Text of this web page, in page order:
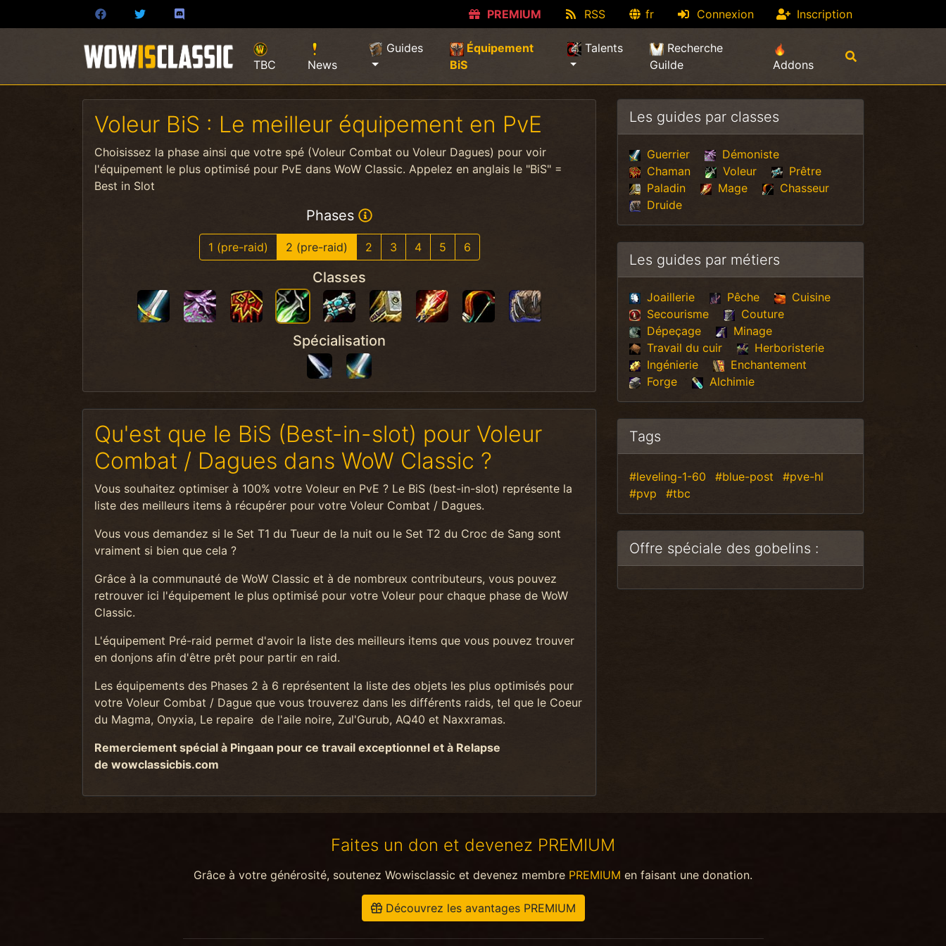
PREMIUM RSS fr Connexion Inscription
TBC News
Guides
Équipement
BiS(current)
Talents
Recherche
Guilde
Addons
Voleur BiS : Le meilleur équipement en PvE
Choisissez la phase ainsi que votre spé (Voleur Combat ou Voleur Dagues) pour voir
l'équipement le plus optimisé pour PvE dans WoW Classic. Appelez en anglais le "BiS" =
Best in Slot
Phases
1 (pre-raid) 2 (pre-raid) 2 3 4 5 6
Classes
Spécialisation
Qu'est que le BiS (Best-in-slot) pour Voleur
Combat / Dagues dans WoW Classic ?
Vous souhaitez optimiser à 100% votre Voleur en PvE ? Le BiS (best-in-slot) représente la
liste des meilleurs items à récupérer pour votre Voleur Combat / Dagues.
Vous vous demandez si le Set T1 du Tueur de la nuit ou le Set T2 du Croc de Sang sont
vraiment si bien que cela ?
Grâce à la communauté de WoW Classic et à de nombreux contributeurs, vous pouvez
retrouver ici l'équipement le plus optimisé pour votre Voleur pour chaque phase de WoW
Classic.
L'équipement Pré-raid permet d'avoir la liste des meilleurs items que vous pouvez trouver
en donjons afin d'être prêt pour partir en raid.
Les équipements des Phases 2 à 6 représentent la liste des objets les plus optimisés pour
votre Voleur Combat / Dague que vous trouverez dans les différents raids, tel que le Coeur
du Magma, Onyxia, Le repaire de l'aile noire, Zul'Gurub, AQ40 et Naxxramas.
Remerciement spécial à Pingaan pour ce travail exceptionnel et à Relapse
de wowclassicbis.com
Les guides par classes
Guerrier
Démoniste
Chaman
Voleur
Prêtre
Paladin
Mage
Chasseur
Druide
Les guides par métiers
Joaillerie Pêche
Cuisine
Secourisme
Couture
Dépeçage
Minage
Travail du cuir
Herboristerie
Ingénierie
Enchantement
Forge
Alchimie
Tags
#leveling-1-60 #blue-post
#pve-hl
#pvp
#tbc
Offre spéciale des gobelins :
Faites un don et devenez PREMIUM
Grâce à votre générosité, soutenez Wowisclassic et devenez membre PREMIUM en faisant une donation.
Découvrez les avantages PREMIUM